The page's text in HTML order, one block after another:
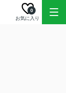
お気に入り
0